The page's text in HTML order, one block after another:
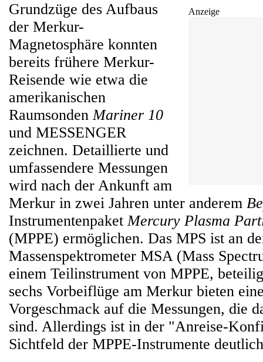
Anzeige
Grundzüge des Aufbaus
der Merkur-
Magnetosphäre konnten
bereits frühere Merkur-
Reisende wie etwa die
amerikanischen
RaumsondenMariner 10
und MESSENGER
zeichnen. Detaillierte und
umfassendere Messungen
wird nach der Ankunft am
Merkur in zwei Jahren unter anderem
Instrumentenpaket Mercury Plasma
(MPPE) ermöglichen. Das MPS ist an
Massenspektrometer MSA (Mass
einem Teilinstrument von MPPE,
sechs Vorbeiflüge am Merkur bieten
Vorgeschmack auf die Messungen, die
sind. Allerdings ist in der "Anreise-
Sichtfeld der MPPE-Instrumente